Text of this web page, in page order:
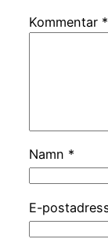
Kommentar *
Namn *
E-